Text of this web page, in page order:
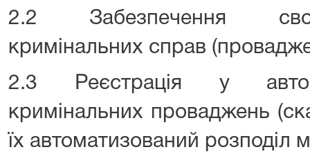
2.2 Забезпечення
кримінальних справ
2.3 Реєстрація у
кримінальних проваджень
їх автоматизований розподіл